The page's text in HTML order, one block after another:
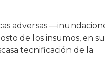
adversas
de los insumos, en su
tecnificación de la